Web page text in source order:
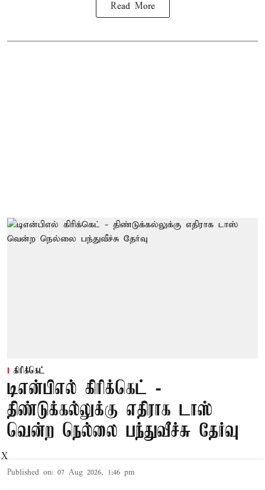
Read More
கிரிக்கெட்
டிஎன்பிஎல் கிரிக்கெட் -
திண்டுக்கல்லுக்கு எதிராக டாஸ்
வென்ற நெல்லை பந்துவீச்சு தேர்வு
Published on: 07 Aug 2026, 1:46 pm
X